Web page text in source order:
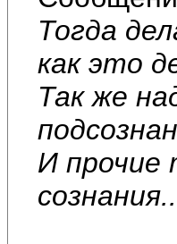
Тогда
как это
Так же
И прочие